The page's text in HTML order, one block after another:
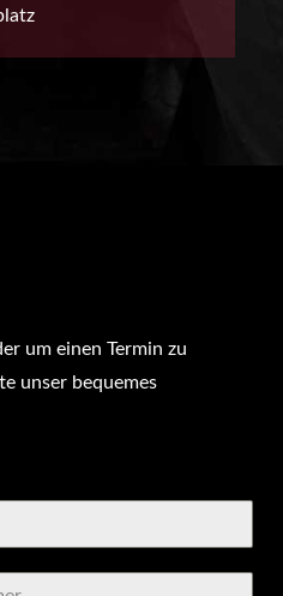
um einen Termin zu
unser bequemes